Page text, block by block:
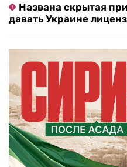
Названа скрытая
давать Украине